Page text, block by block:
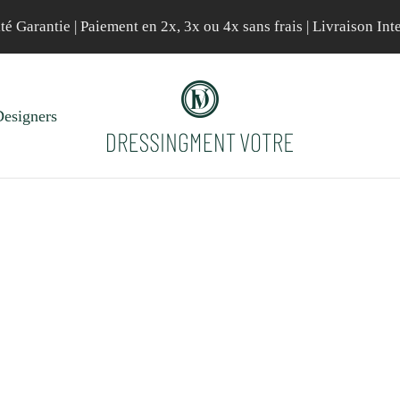
Garantie | Paiement en 2x, 3x ou 4x sans frais | Livraison